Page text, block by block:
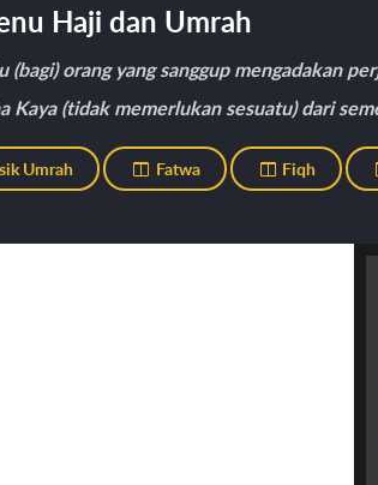
Haji dan Umrah
orang yang sanggup mengadakan
Kaya (tidak memerlukan sesuatu) dari
Umrah Fatwa Fiqh